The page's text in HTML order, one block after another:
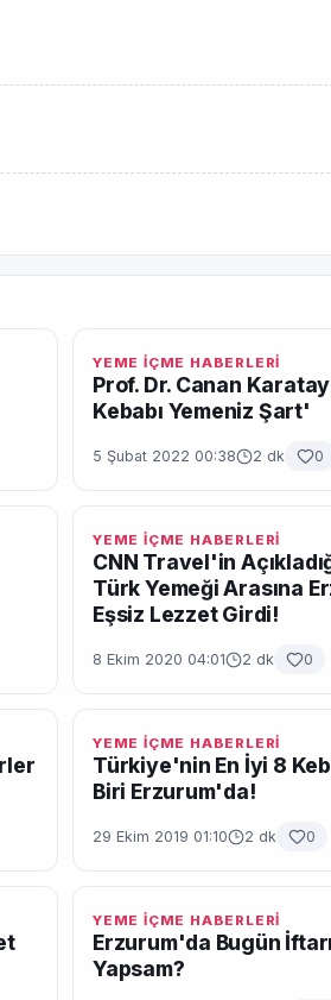
YEME İÇME HABERLERİ
Prof. Dr. Canan
Kebabı Yemeniz Şart'
5 Şubat 2022 00:38 2 dk 0
YEME İÇME HABERLERİ
CNN Travel'in
Türk Yemeği Arasına
Eşsiz Lezzet Girdi!
8 Ekim 2020 04:01 2 dk 0
YEME İÇME HABERLERİ
Türkiye'nin En İyi 8
Biri Erzurum'da!
29 Ekim 2019 01:10 2 dk 0
YEME İÇME HABERLERİ
Erzurum'da Bugün
Yapsam?